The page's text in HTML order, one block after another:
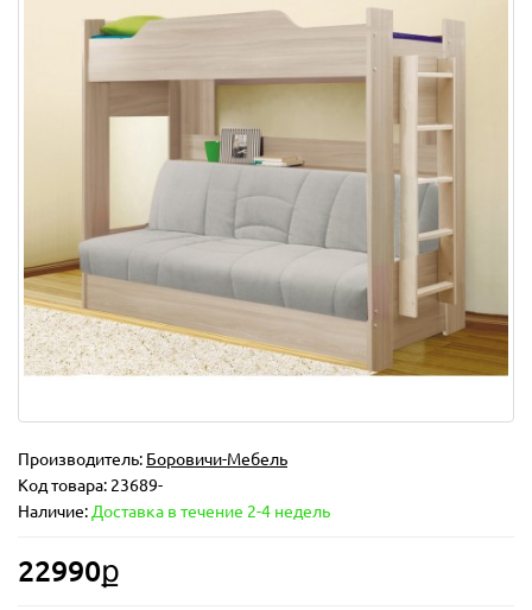
Производитель: Боровичи-Мебель
Код товара: 23689-
Наличие: Доставка в течение 2-4 недель
22990ք